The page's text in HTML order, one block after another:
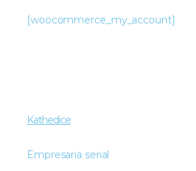
[woocommerce_my_account]
Kathedice
Empresaria serial